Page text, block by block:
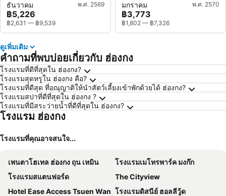
ธันวาคม พ.ศ. 2569
฿5,226
฿2,631 — ฿9,539
มกราคม พ.ศ. 2570
฿3,773
฿1,802 — ฿7,326
ดูเพิ่มเติม
คำถามที่พบบ่อยเกี่ยวกับ ฮ่องกง
โรงแรมที่ดีที่สุดใน ฮ่องกง?
โรงแรมสุดหรูใน ฮ่องกง คือ?
โรงแรมที่ดีสุด ที่อณุญาติให้นำสัตว์เลี้ยงเข้าพักด้วยได้ ฮ่องกง?
โรงแรมสปาที่ดีที่สุดใน ฮ่องกง ?
โรงแรมที่มีสระว่ายน้ำที่ดีที่สุดใน ฮ่องกง?
โรงแรม ฮ่องกง
โรงแรมที่คุณอาจสนใจ...
เพนตาโฮเทล ฮ่องกง ถุน เหมิน
โรงแรมเมโทรพาร์ค มงก๊ก
โรงแรมสแตนฟอร์ด
The Cityview
Hotel Ease Access Tsuen Wan โรงแรมดิสนีย์ ฮอลลีวู้ด